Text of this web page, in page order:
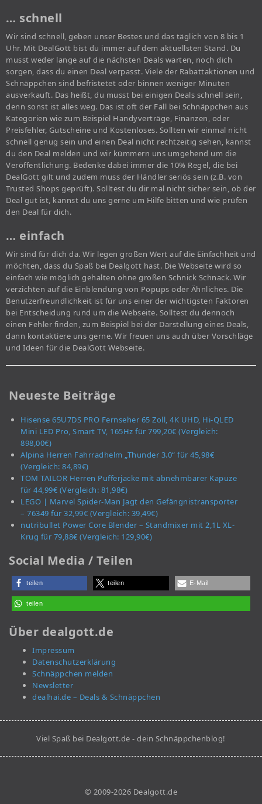
… schnell
Wir sind schnell, geben unser Bestes und das täglich von 8 bis 1
Uhr. Mit DealGott bist du immer auf dem aktuellsten Stand. Du
musst weder lange auf die nächsten Deals warten, noch dich
sorgen, dass du einen Deal verpasst. Viele der Rabattaktionen und
Schnäppchen sind befristetet oder binnen weniger Minuten
ausverkauft. Das heißt, du musst bei einigen Deals schnell sein,
denn sonst ist alles weg. Das ist oft der Fall bei Schnäppchen aus
Kategorien wie zum Beispiel Handyverträge, Finanzen, oder
Preisfehler, Gutscheine und Kostenloses. Sollten wir einmal nicht
schnell genug sein und einen Deal nicht rechtzeitig sehen, kannst
du den Deal melden und wir kümmern uns umgehend um die
Veröffentlichung. Bedenke dabei immer die 10% Regel, die bei
DealGott gilt und zudem muss der Händler seriös sein (z.B. von
Trusted Shops geprüft). Solltest du dir mal nicht sicher sein, ob der
Deal gut ist, kannst du uns gerne um Hilfe bitten und wie prüfen
den Deal für dich.
… einfach
Wir sind für dich da. Wir legen großen Wert auf die Einfachheit und
möchten, dass du Spaß bei Dealgott hast. Die Webseite wird so
einfach wie möglich gehalten ohne großen Schnick Schnack. Wir
verzichten auf die Einblendung von Popups oder Ähnliches. Die
Benutzerfreundlichkeit ist für uns einer der wichtigsten Faktoren
bei Entscheidung rund um die Webseite. Solltest du dennoch
einen Fehler finden, zum Beispiel bei der Darstellung eines Deals,
dann kontaktiere uns gerne. Wir freuen uns auch über Vorschläge
und Ideen für die DealGott Webseite.
Neueste Beiträge
Hisense 65U7DS PRO Fernseher 65 Zoll, 4K UHD, Hi-QLED
Mini LED Pro, Smart TV, 165Hz für 799,20€ (Vergleich:
898,00€)
Alpina Herren Fahrradhelm „Thunder 3.0“ für 45,98€
(Vergleich: 84,89€)
TOM TAILOR Herren Pufferjacke mit abnehmbarer Kapuze
für 44,99€ (Vergleich: 81,98€)
LEGO | Marvel Spider-Man Jagt den Gefängnistransporter
– 76349 für 32,99€ (Vergleich: 39,49€)
nutribullet Power Core Blender – Standmixer mit 2,1L XL-
Krug für 79,88€ (Vergleich: 129,90€)
Social Media / Teilen
teilen teilen E-Mail
teilen
Über dealgott.de
Impressum
Datenschutzerklärung
Schnäppchen melden
Newsletter
dealhai.de – Deals & Schnäppchen
Viel Spaß bei Dealgott.de - dein Schnäppchenblog!
© 2009-2026 Dealgott.de